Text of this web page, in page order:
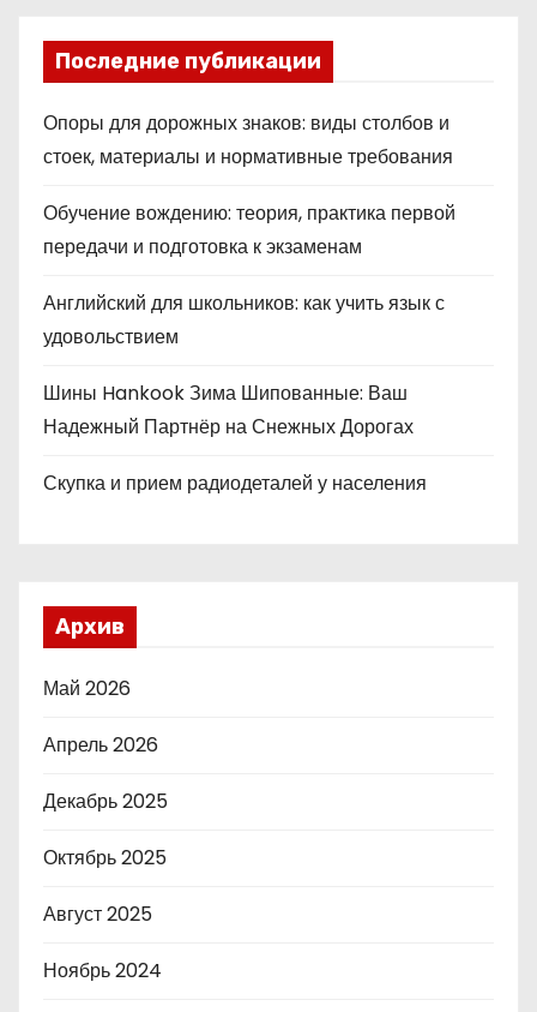
Последние публикации
Опоры для дорожных знаков: виды столбов и
стоек, материалы и нормативные требования
Обучение вождению: теория, практика первой
передачи и подготовка к экзаменам
Английский для школьников: как учить язык с
удовольствием
Шины Hankook Зима Шипованные: Ваш
Надежный Партнёр на Снежных Дорогах
Скупка и прием радиодеталей у населения
Архив
Май 2026
Апрель 2026
Декабрь 2025
Октябрь 2025
Август 2025
Ноябрь 2024